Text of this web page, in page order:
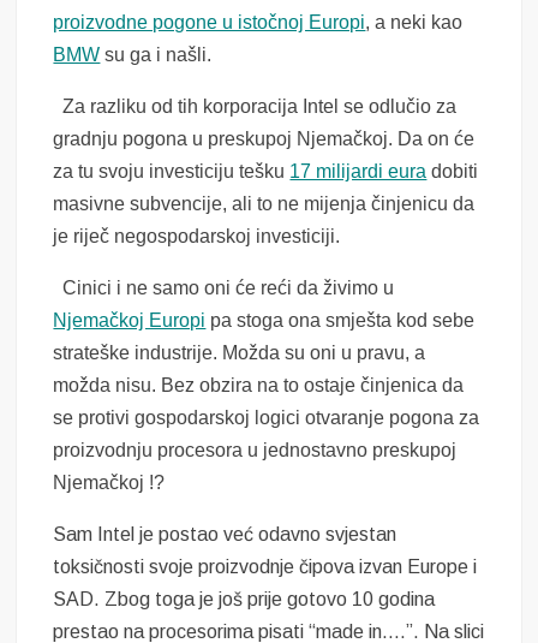
proizvodne pogone u istočnoj Europi, a neki kao
BMW su ga i našli.
Za razliku od tih korporacija Intel se odlučio za
gradnju pogona u preskupoj Njemačkoj. Da on će
za tu svoju investiciju tešku 17 milijardi eura dobiti
masivne subvencije, ali to ne mijenja činjenicu da
je riječ negospodarskoj investiciji.
Cinici i ne samo oni će reći da živimo u
Njemačkoj Europi pa stoga ona smješta kod sebe
strateške industrije. Možda su oni u pravu, a
možda nisu. Bez obzira na to ostaje činjenica da
se protivi gospodarskoj logici otvaranje pogona za
proizvodnju procesora u jednostavno preskupoj
Njemačkoj !?
Sam Intel je postao već odavno svjestan
toksičnosti svoje proizvodnje čipova izvan Europe i
SAD. Zbog toga je još prije gotovo 10 godina
prestao na procesorima pisati “made in….”. Na slici